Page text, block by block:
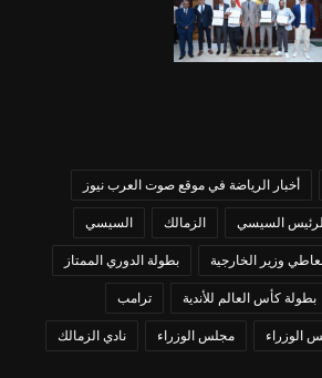
أخبار الرياضة في موقع صوت العرب نيوز
السيسي الزمالك السيسي
وزير الخارجية بطولة الدوري الممتاز
بطولة كأس العالم للأندية ترامب
الوزراء مجلس الوزراء نادي الزمالك